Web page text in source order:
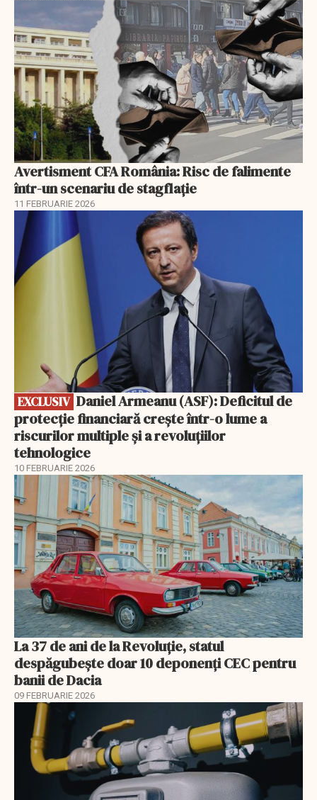
Avertisment CFA România: Risc de falimente
într-un scenariu de stagflație
11 FEBRUARIE 2026
EXCLUSIV
EXCLUSIV
protecție financiară crește într-o lume a
riscurilor multiple și a revoluțiilor
tehnologice
10 FEBRUARIE 2026
La 37 de ani de la Revoluție, statul
despăgubește doar 10 deponenți CEC pentru
banii de Dacia
09 FEBRUARIE 2026